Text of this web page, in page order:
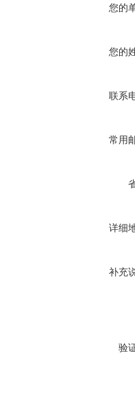
您的
您的
联系
常用
详细
补充
验